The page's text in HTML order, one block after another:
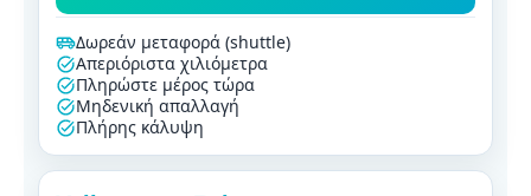
Δωρεάν μεταφορά (shuttle)
Απεριόριστα χιλιόμετρα
Πληρώστε μέρος τώρα
Μηδενική απαλλαγή
Πλήρης κάλυψη